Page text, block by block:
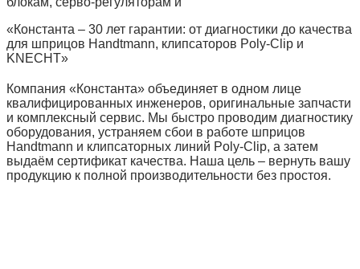
«Константа – 30 лет гарантии: от диагностики до качества
для шприцов Handtmann, клипсаторов Poly‑Clip и
KNECHT»
Компания «Константа» объединяет в одном лице
квалифицированных инженеров, оригинальные запчасти
и комплексный сервис. Мы быстро проводим диагностику
оборудования, устраняем сбои в работе шприцов
Handtmann и клипсаторных линий Poly‑Clip, а затем
выдаём сертификат качества. Наша цель – вернуть вашу
продукцию к полной производительности без простоя.